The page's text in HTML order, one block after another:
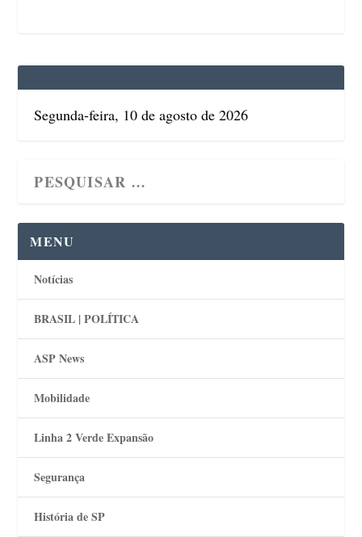
Segunda-feira, 10 de agosto de 2026
MENU
Notícias
BRASIL | POLÍTICA
ASP News
Mobilidade
Linha 2 Verde Expansão
Segurança
História de SP